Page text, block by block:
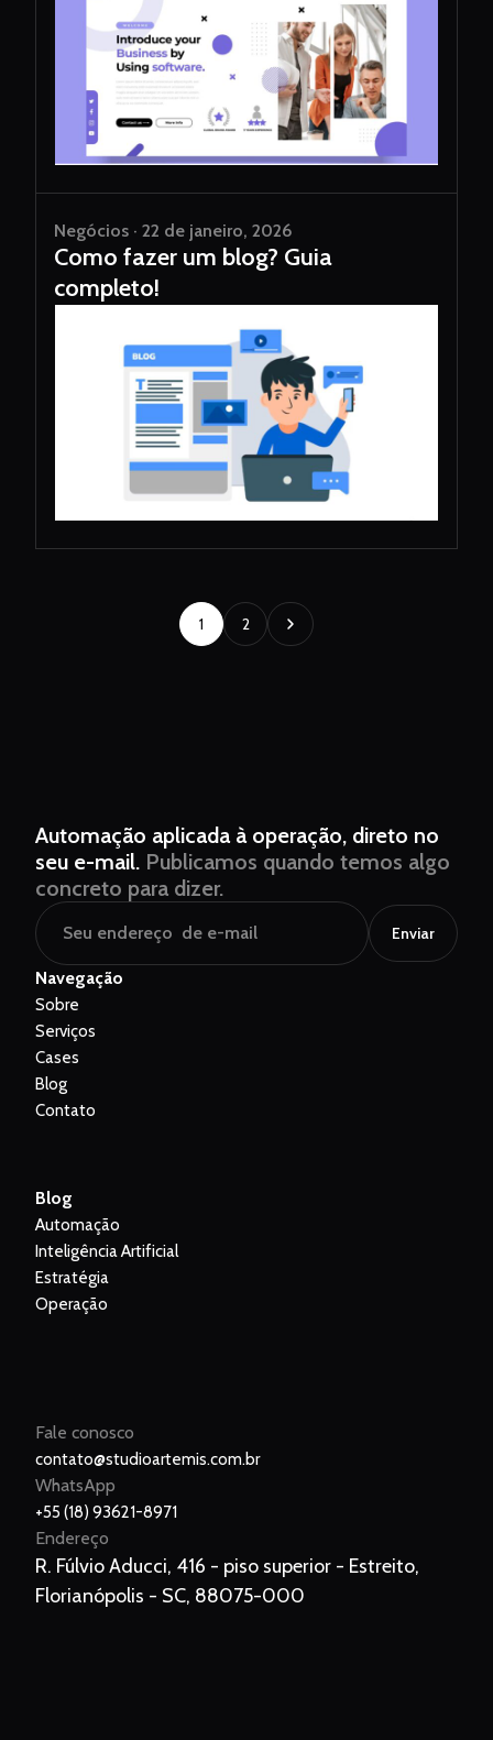
Negócios · 22 de janeiro, 2026
Como fazer um blog? Guia
completo!
1 2
Automação aplicada à operação, direto no
seu e-mail. Publicamos quando temos algo
concreto para dizer.
Enviar
Navegação
Sobre
Serviços
Cases
Blog
Contato
Blog
Automação
Inteligência Artificial
Estratégia
Operação
Fale conosco
contato@studioartemis.com.br
WhatsApp
+55 (18) 93621-8971
Endereço
R. Fúlvio Aducci, 416 - piso superior - Estreito,
Florianópolis - SC, 88075-000